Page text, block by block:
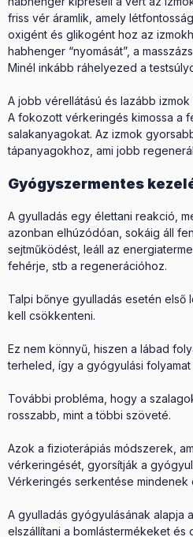
friss vér áramlik, amely
oxigént és glikogént hoz az
habhenger “nyomását”, a
Minél inkább ráhelyezed a
A jobb vérellátású és lazább
A fokozott vérkeringés kimossa a
salakanyagokat. Az izmok
tápanyagokhoz, ami jobb
Gyógyszermentes
A gyulladás egy élettani reakció,
azonban elhúzódóan, sokáig áll
sejtműködést, leáll az
fehérje, stb a regenerációhoz.
Talpi bőnye gyulladás esetén első
kell csökkenteni.
Ez nem könnyű, hiszen a lábad
terheled, így a gyógyulási
További probléma, hogy a
rosszabb, mint a többi szöveté.
Azok a fizioterápiás módszerek,
vérkeringését, gyorsítják a
Vérkeringés serkentése mindenek
A gyulladás gyógyulásának alapja
elszállítani a bomlástermékeket és